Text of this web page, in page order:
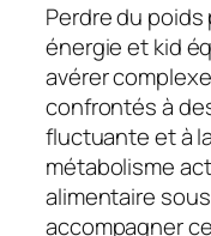
Perdre du
énergie et kid
avérer
confrontés à
fluctuante et à
métabolisme
alimentaire
accompagner